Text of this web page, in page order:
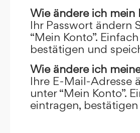
Wie ändere ich mein
Ihr Passwort ändern
“Mein Konto”.
bestätigen und
Wie ändere ich
Ihre E-Mail-Adresse
unter “Mein Konto”.
eintragen,